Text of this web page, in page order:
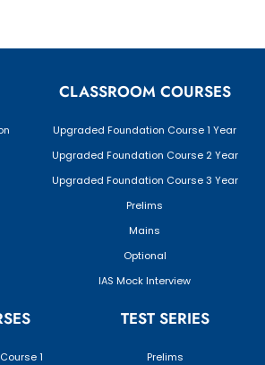
CLASSROOM COURSES
Upgraded Foundation Course 1 Year
Upgraded Foundation Course 2 Year
Upgraded Foundation Course 3 Year
Prelims
Mains
Optional
IAS Mock Interview
1
TEST SERIES
Prelims